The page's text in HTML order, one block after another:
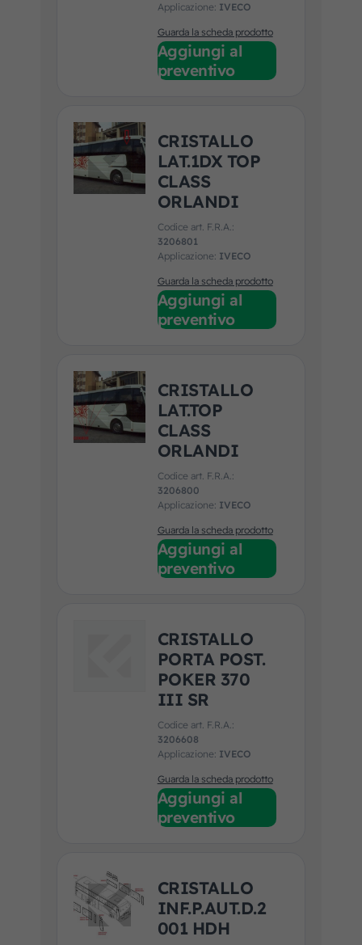
Applicazione: IVECO
Guarda la scheda prodotto
Aggiungi al
preventivo
CRISTALLO
LAT.1DX TOP
CLASS
ORLANDI
Codice art. F.R.A.:
3206801
Applicazione: IVECO
Guarda la scheda prodotto
Aggiungi al
preventivo
CRISTALLO
LAT.TOP
CLASS
ORLANDI
Codice art. F.R.A.:
3206800
Applicazione: IVECO
Guarda la scheda prodotto
Aggiungi al
preventivo
CRISTALLO
PORTA POST.
POKER 370
III SR
Codice art. F.R.A.:
3206608
Applicazione: IVECO
Guarda la scheda prodotto
Aggiungi al
preventivo
CRISTALLO
INF.P.AUT.D.2
001 HDH